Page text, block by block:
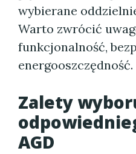
wybierane
Warto zwrócić
funkcjonalność,
energooszczędność.
Zalety
AGD